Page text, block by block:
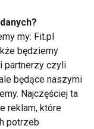
żeby
Fakty, mity
my: Fit.pl
będziemy
partnerzy czyli
będące naszymi
Najczęściej ta
reklam, które
potrzeb